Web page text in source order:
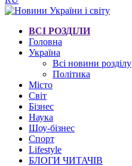
ВСІ РОЗДІЛИ
Головна
Україна
Всі новини розділу
Політика
Місто
Світ
Бізнес
Наука
Шоу-бізнес
Спорт
Lifestyle
БЛОГИ ЧИТАЧІВ